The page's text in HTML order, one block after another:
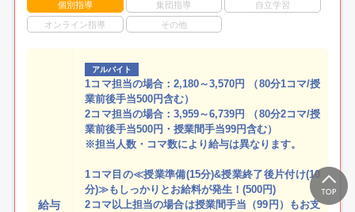
個別指導 集団指導 自立学習
オンライン指導 その他
給与
アルバイト
1コマ担当の場合：2,180～3,570円 （80分1コマ/授
業前後手当500円含む）
2コマ担当の場合：3,959～6,739円 （80分2コマ/授
業前後手当500円・授業間手当99円含む）
※担当人数・コマ数により給与は異なります。
1コマ目の≪授業準備(15分)&授業終了後片付け(10
分)≫もしっかりとお給料が発生！(500円)
2コマ以上担当の場合は授業間手当（99円）もお支